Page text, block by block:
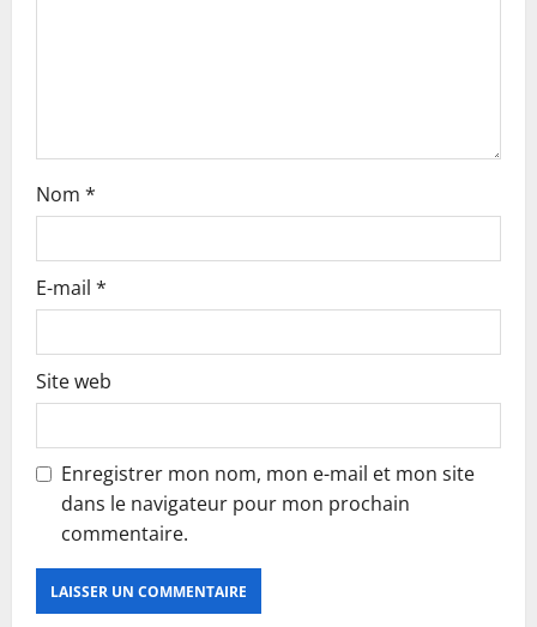
Nom *
E-mail *
Site web
Enregistrer mon nom, mon e-mail et mon site
dans le navigateur pour mon prochain
commentaire.